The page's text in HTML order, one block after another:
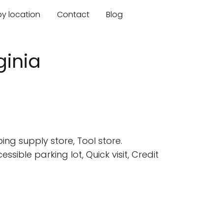
location Contact Blog
supply store, Tool store.
parking lot, Quick visit, Credit